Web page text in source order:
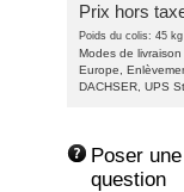
Prix hors
Poids du colis: 45 kg
Modes de
Europe,
DACHSER, UPS
Poser une
question